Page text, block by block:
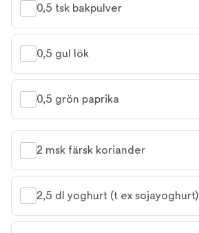
0,5 tsk bakpulver
0,5 gul lök
0,5 grön paprika
2 msk färsk koriander
2,5 dl yoghurt (t ex sojayoghurt)